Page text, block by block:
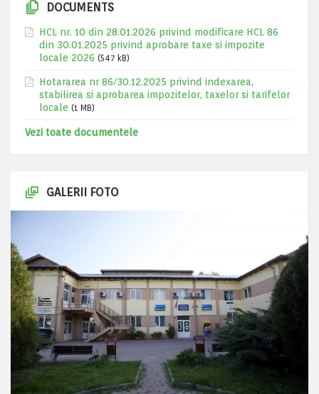
DOCUMENTS
HCL nr. 10 din 28.01.2026 privind modificare HCL 86
din 30.01.2025 privind aprobare taxe si impozite
locale 2026 (547 kB)
Hotararea nr 86/30.12.2025 privind indexarea,
stabilirea si aprobarea impozitelor, taxelor si tarifelor
locale (1 MB)
Vezi toate documentele
GALERII FOTO